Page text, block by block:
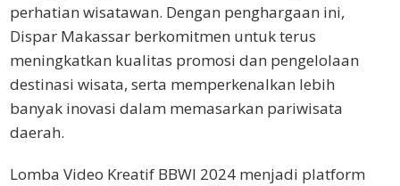
perhatian wisatawan. Dengan penghargaan ini,
Dispar Makassar berkomitmen untuk terus
meningkatkan kualitas promosi dan pengelolaan
destinasi wisata, serta memperkenalkan lebih
banyak inovasi dalam memasarkan pariwisata
daerah.
Lomba Video Kreatif BBWI 2024 menjadi platform